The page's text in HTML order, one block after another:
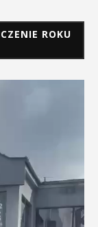
ROKU